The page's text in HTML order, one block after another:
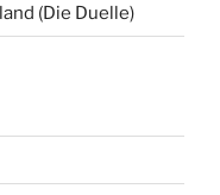
(Die Duelle)